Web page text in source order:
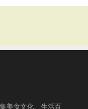
美食文化、生活百